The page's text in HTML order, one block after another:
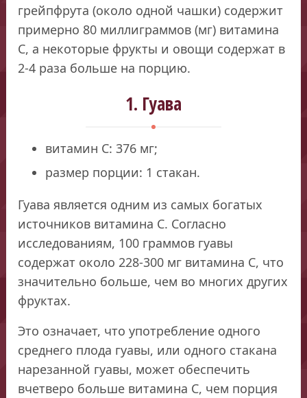
грейпфрута (около одной чашки) содержит
примерно 80 миллиграммов (мг) витамина
С, а некоторые фрукты и овощи содержат в
2-4 раза больше на порцию.
1. Гуава
витамин С: 376 мг;
размер порции: 1 стакан.
Гуава является одним из самых богатых
источников витамина С. Согласно
исследованиям, 100 граммов гуавы
содержат около 228-300 мг витамина С, что
значительно больше, чем во многих других
фруктах.
Это означает, что употребление одного
среднего плода гуавы, или одного стакана
нарезанной гуавы, может обеспечить
вчетверо больше витамина С, чем порция